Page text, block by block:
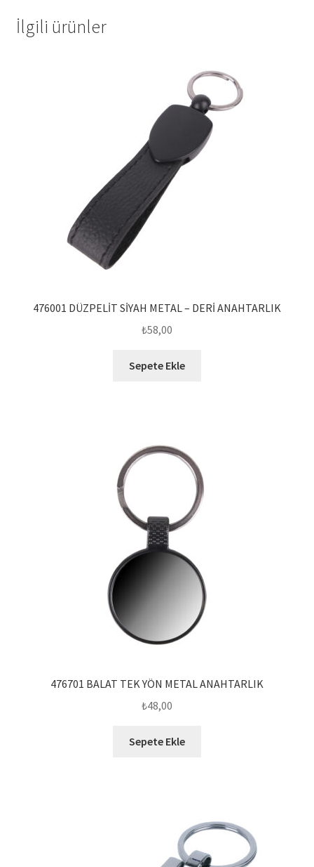
İlgili ürünler
476001 DÜZPELİT SİYAH METAL – DERİ ANAHTARLIK
₺58,00
Sepete Ekle
476701 BALAT TEK YÖN METAL ANAHTARLIK
₺48,00
Sepete Ekle